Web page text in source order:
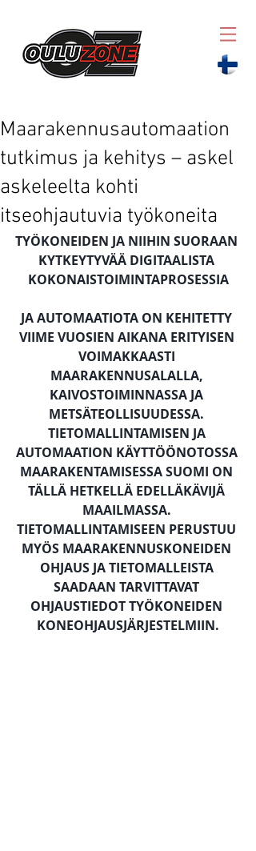
Maarakennusautomaation
tutkimus ja kehitys – askel
askeleelta kohti
itseohjautuvia työkoneita
TYÖKONEIDEN JA NIIHIN SUORAAN
KYTKEYTYVÄÄ DIGITAALISTA
KOKONAISTOIMINTAPROSESSIA
JA AUTOMAATIOTA ON KEHITETTY
VIIME VUOSIEN AIKANA ERITYISEN
VOIMAKKAASTI
MAARAKENNUSALALLA,
KAIVOSTOIMINNASSA JA
METSÄTEOLLISUUDESSA.
TIETOMALLINTAMISEN JA
AUTOMAATION KÄYTTÖÖNOTOSSA
MAARAKENTAMISESSA SUOMI ON
TÄLLÄ HETKELLÄ EDELLÄKÄVIJÄ
MAAILMASSA.
TIETOMALLINTAMISEEN PERUSTUU
MYÖS MAARAKENNUSKONEIDEN
OHJAUS JA TIETOMALLEISTA
SAADAAN TARVITTAVAT
OHJAUSTIEDOT TYÖKONEIDEN
KONEOHJAUSJÄRJESTELMIIN.